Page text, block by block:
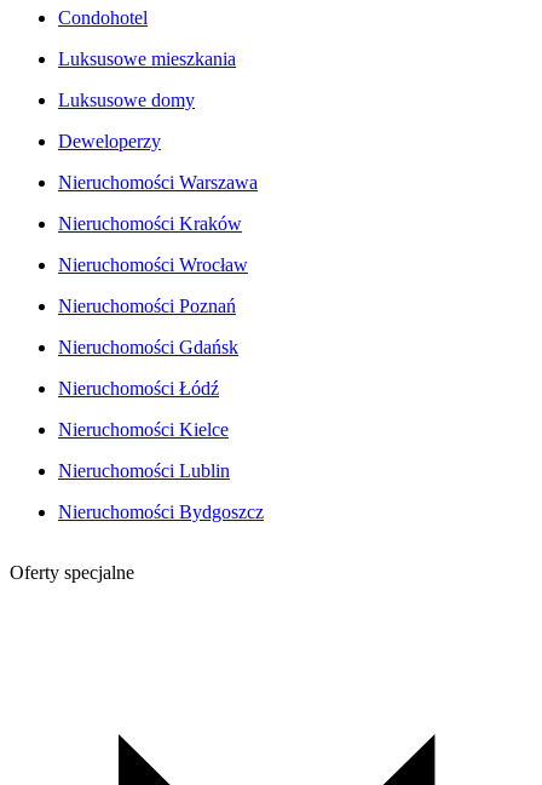
Condohotel
Luksusowe mieszkania
Luksusowe domy
Deweloperzy
Nieruchomości Warszawa
Nieruchomości Kraków
Nieruchomości Wrocław
Nieruchomości Poznań
Nieruchomości Gdańsk
Nieruchomości Łódź
Nieruchomości Kielce
Nieruchomości Lublin
Nieruchomości Bydgoszcz
Oferty specjalne